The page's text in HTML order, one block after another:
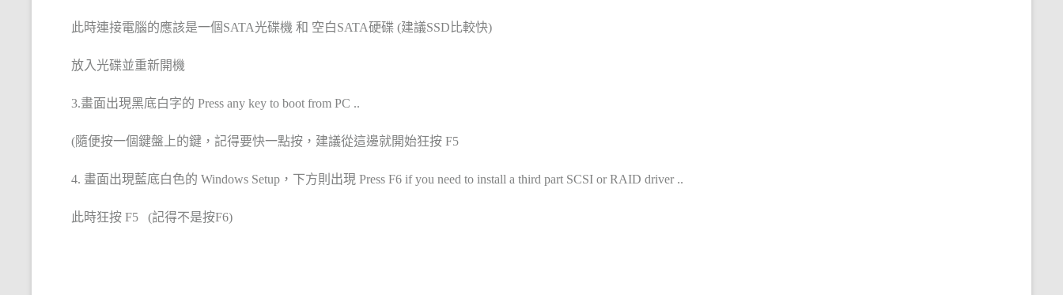
此時連接電腦的應該是一個SATA光碟機 和 空白SATA硬碟 (建議SSD比較快)
放入光碟並重新開機
3.畫面出現黑底白字的 Press any key to boot from PC ..
(隨便按一個鍵盤上的鍵，記得要快一點按，建議從這邊就開始狂按 F5
4. 畫面出現藍底白色的 Windows Setup，下方則出現 Press F6 if you need to install a third part SCSI or RAID driver ..
此時狂按 F5 (記得不是按F6)